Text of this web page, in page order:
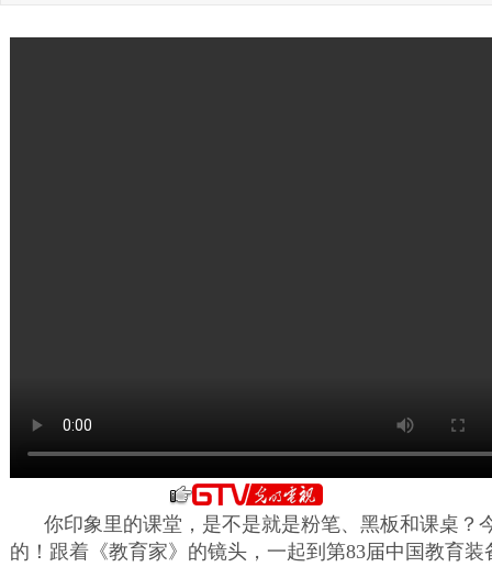
你印象里的课堂，是不是就是粉笔、黑板和课桌？
的！跟着《教育家》的镜头，一起到第83届中国教育